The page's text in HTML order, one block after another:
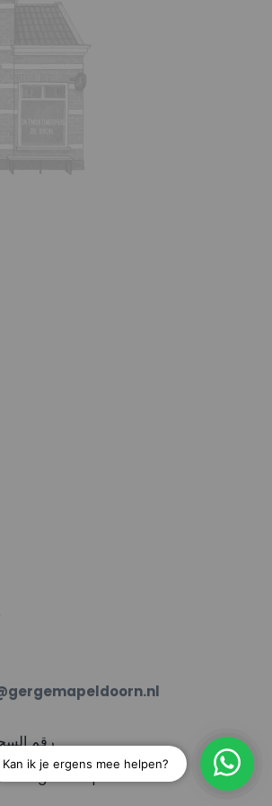
رقم
Apeldoorn